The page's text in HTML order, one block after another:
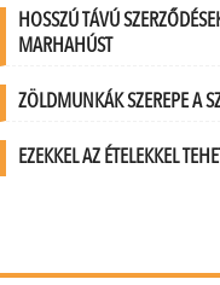
HOSSZÚ TÁVÚ
MARHAHÚST
ZÖLDMUNKÁK SZEREPE A
EZEKKEL AZ ÉTELEKKEL